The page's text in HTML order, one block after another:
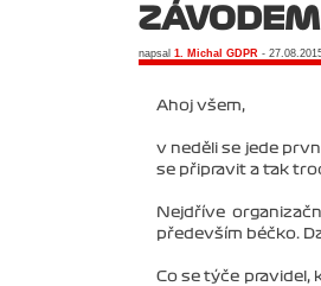
napsal 1. Michal GDPR -
Ahoj všem,
v neděli se jede
se připravit a tak
Nejdříve
především béčko.
Co se týče pravidel,